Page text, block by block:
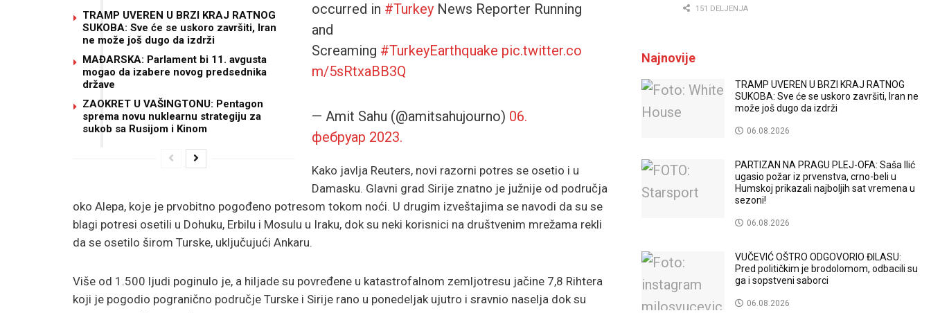
TRAMP UVEREN U BRZI KRAJ RATNOG
SUKOBA: Sve će se uskoro završiti, Iran
ne može još dugo da izdrži
MAĐARSKA: Parlament bi 11. avgusta
mogao da izabere novog predsednika
države
ZAOKRET U VAŠINGTONU: Pentagon
sprema novu nuklearnu strategiju za
sukob sa Rusijom i Kinom
occurred in #Turkey News Reporter Running
and
Screaming #TurkeyEarthquake pic.twitter.co
m/5sRtxaBB3Q
— Amit Sahu (@amitsahujourno) 06.
фебруар 2023.
Kako javlja Reuters, novi razorni potres se osetio i u
Damasku. Glavni grad Sirije znatno je južnije od područja
oko Alepa, koje je prvobitno pogođeno potresom tokom noći. U drugim izveštajima se navodi da su se
blagi potresi osetili u Dohuku, Erbilu i Mosulu u Iraku, dok su neki korisnici na društvenim mrežama rekli
da se osetilo širom Turske, uključujući Ankaru.
Više od 1.500 ljudi poginulo je, a hiljade su povređene u katastrofalnom zemljotresu jačine 7,8 Rihtera
koji je pogodio pogranično područje Turske i Sirije rano u ponedeljak ujutro i sravnio naselja dok su
151 DELJENJA
Najnovije
TRAMP UVEREN U BRZI KRAJ RATNOG
SUKOBA: Sve će se uskoro završiti, Iran ne
može još dugo da izdrži
06.08.2026
PARTIZAN NA PRAGU PLEJ-OFA: Saša Ilić
ugasio požar iz prvenstva, crno-beli u
Humskoj prikazali najboljih sat vremena u
sezoni!
06.08.2026
VUČEVIĆ OŠTRO ODGOVORIO ĐILASU:
Pred političkim je brodolomom, odbacili su
ga i sopstveni saborci
06.08.2026